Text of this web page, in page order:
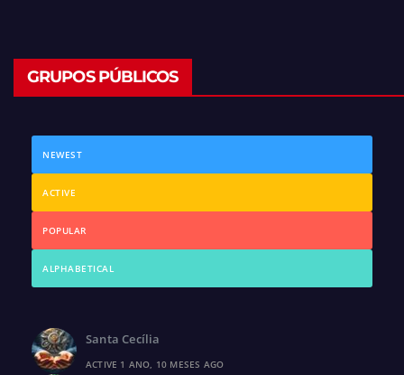
GRUPOS PÚBLICOS
NEWEST
ACTIVE
POPULAR
ALPHABETICAL
Santa Cecília
ACTIVE 1 ANO, 10 MESES AGO